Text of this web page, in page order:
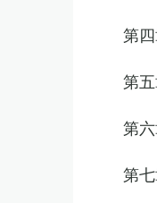
第
第
第
第